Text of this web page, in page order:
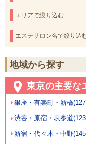
エリアで絞り込む
エステサロン名で絞り込
地域から探す
東京の主要な
銀座・有楽町・新橋
渋谷・原宿・表参道
新宿・代々木・中野